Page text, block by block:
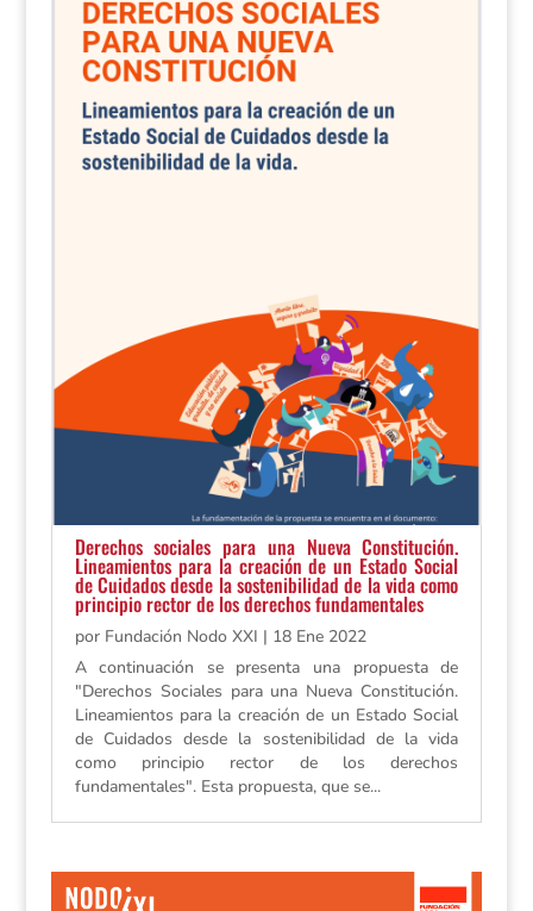
Derechos sociales para una Nueva Constitución.
Lineamientos para la creación de un Estado Social
de Cuidados desde la sostenibilidad de la vida como
principio rector de los derechos fundamentales
por Fundación Nodo XXI | 18 Ene 2022
A continuación se presenta una propuesta de
"Derechos Sociales para una Nueva Constitución.
Lineamientos para la creación de un Estado Social
de Cuidados desde la sostenibilidad de la vida
como principio rector de los derechos
fundamentales". Esta propuesta, que se...